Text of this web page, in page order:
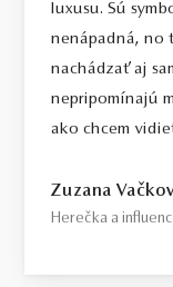
luxusu. Sú
nenápadná, no
nachádzať aj
nepripomínajú
ako chcem
Zuzana
Herečka a